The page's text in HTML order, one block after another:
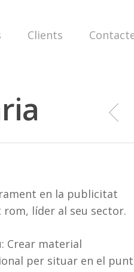
Clients
en la publicitat
rom, líder al seu sector.
Crear material
per situar en el